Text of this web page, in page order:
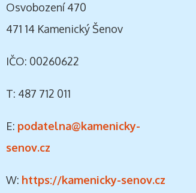
Osvobození 470
471 14 Kamenický Šenov
IČO: 00260622
T: 487 712 011
E: podatelna@kamenicky-
senov.cz
W: https://kamenicky-senov.cz